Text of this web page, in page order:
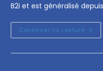
B2i et est généralisé
Continuer La Lecture